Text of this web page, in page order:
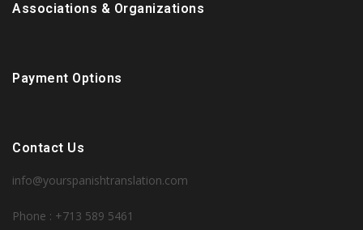
Associations & Organizations
Payment Options
Contact Us
info@yourspanishtranslation.com
Phone : +713 589 5461